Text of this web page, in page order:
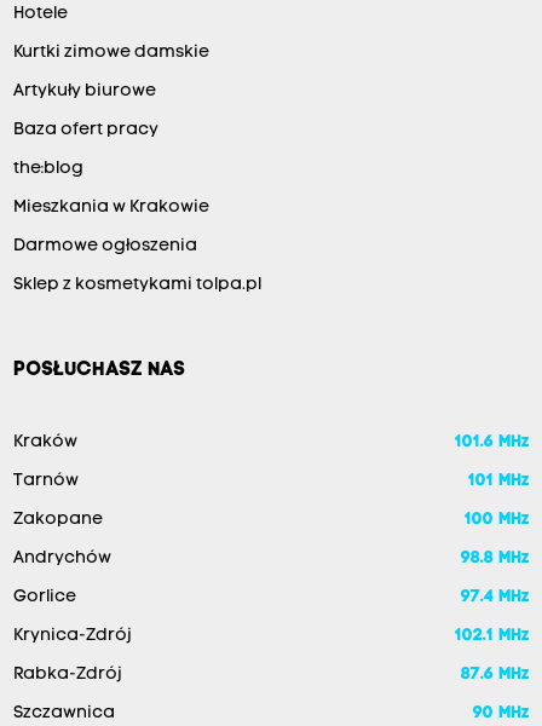
Hotele
Kurtki zimowe damskie
Artykuły biurowe
Baza ofert pracy
the:blog
Mieszkania w Krakowie
Darmowe ogłoszenia
Sklep z kosmetykami tolpa.pl
POSŁUCHASZ NAS
Kraków 101.6 MHz
Tarnów 101 MHz
Zakopane 100 MHz
Andrychów 98.8 MHz
Gorlice 97.4 MHz
Krynica-Zdrój 102.1 MHz
Rabka-Zdrój 87.6 MHz
Szczawnica 90 MHz